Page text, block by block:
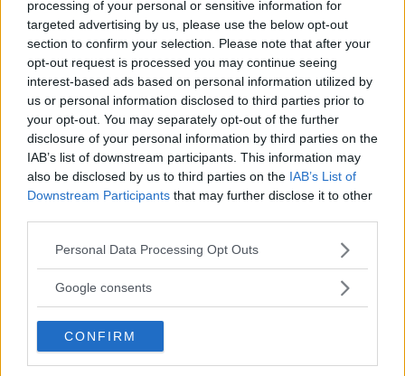
processing of your personal or sensitive information for
targeted advertising by us, please use the below opt-out
section to confirm your selection. Please note that after your
opt-out request is processed you may continue seeing
interest-based ads based on personal information utilized by
us or personal information disclosed to third parties prior to
your opt-out. You may separately opt-out of the further
disclosure of your personal information by third parties on the
IAB’s list of downstream participants. This information may
also be disclosed by us to third parties on the IAB’s List of
Downstream Participants that may further disclose it to other
Please note that this website/app uses one or more Google
not limited to your visit or usage behaviour. You may click to
use your data for below specified purposes in below Google
consent section.
Personal Data Processing Opt Outs
Google consents
CONFIRM
accettazione a livello popolare;
intrattenimento e spettacolo, offerti grazie
a show di grande impatto, in cui confluiscono
danza, canto, teatro e commedia, e in cui sono
preponderanti anche l’improvvisazione e
l’interazione con il pubblico, coinvolto,
quest’ultimo, in maniera diretta e stimolante.
La storia dei più famosi
La cultura e la storia delle drag queen e dei drag
king sonoricolme di personalità di spicco,
degne di aver inferto un impatto notevole alla
percezione dell’arte drag e alla sua inclusione